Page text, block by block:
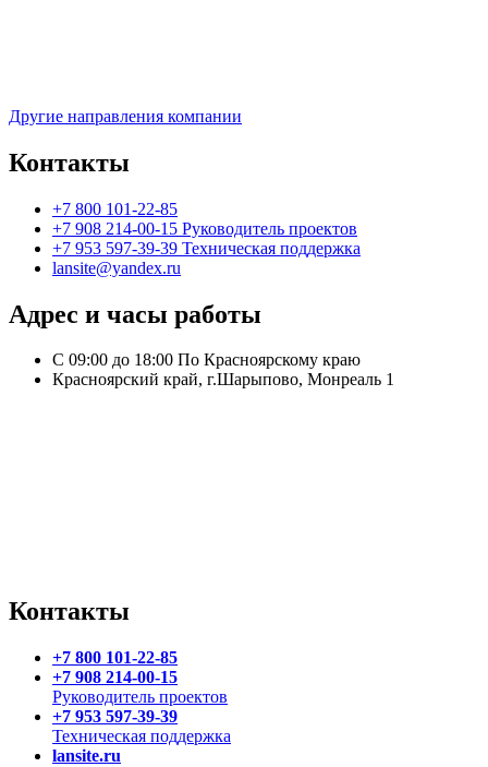
Другие направления компании
Контакты
+7 800 101-22-85
+7 908 214-00-15 Руководитель проектов
+7 953 597-39-39 Техническая поддержка
lansite@yandex.ru
Адрес и часы работы
С 09:00 до 18:00 По Красноярскому краю
Красноярский край, г.Шарыпово, Монреаль 1
Контакты
+7 800 101-22-85
+7 908 214-00-15
Руководитель проектов
+7 953 597-39-39
Техническая поддержка
lansite.ru